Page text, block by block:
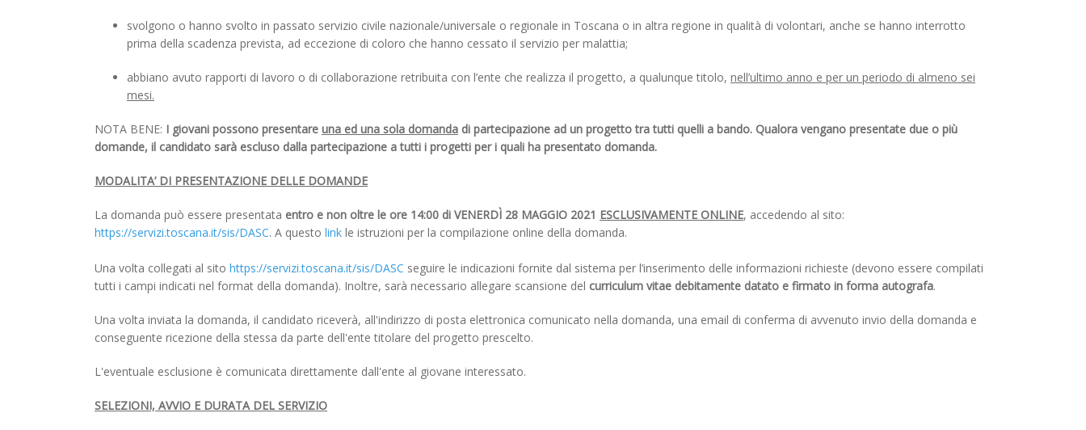
svolgono o hanno svolto in passato servizio civile nazionale/universale o regionale in Toscana o in altra regione in qualità di volontari, anche se hanno interrotto
prima della scadenza prevista, ad eccezione di coloro che hanno cessato il servizio per malattia;
abbiano avuto rapporti di lavoro o di collaborazione retribuita con l’ente che realizza il progetto, a qualunque titolo, nell’ultimo anno e per un periodo di almeno sei
mesi.
NOTA BENE: I giovani possono presentare una ed una sola domanda di partecipazione ad un progetto tra tutti quelli a bando. Qualora vengano presentate due o più
domande, il candidato sarà escluso dalla partecipazione a tutti i progetti per i quali ha presentato domanda.
MODALITA’ DI PRESENTAZIONE DELLE DOMANDE
La domanda può essere presentata entro e non oltre le ore 14:00 di VENERDÌ 28 MAGGIO 2021 ESCLUSIVAMENTE ONLINE, accedendo al sito:
https://servizi.toscana.it/sis/DASC. A questo link le istruzioni per la compilazione online della domanda.
Una volta collegati al sito https://servizi.toscana.it/sis/DASC seguire le indicazioni fornite dal sistema per l’inserimento delle informazioni richieste (devono essere compilati
tutti i campi indicati nel format della domanda). Inoltre, sarà necessario allegare scansione del curriculum vitae debitamente datato e firmato in forma autografa.
Una volta inviata la domanda, il candidato riceverà, all'indirizzo di posta elettronica comunicato nella domanda, una email di conferma di avvenuto invio della domanda e
conseguente ricezione della stessa da parte dell'ente titolare del progetto prescelto.
L'eventuale esclusione è comunicata direttamente dall'ente al giovane interessato.
SELEZIONI, AVVIO E DURATA DEL SERVIZIO